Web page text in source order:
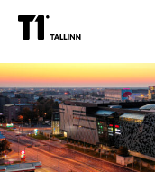
УСЛУГИ КРАСОТЫ